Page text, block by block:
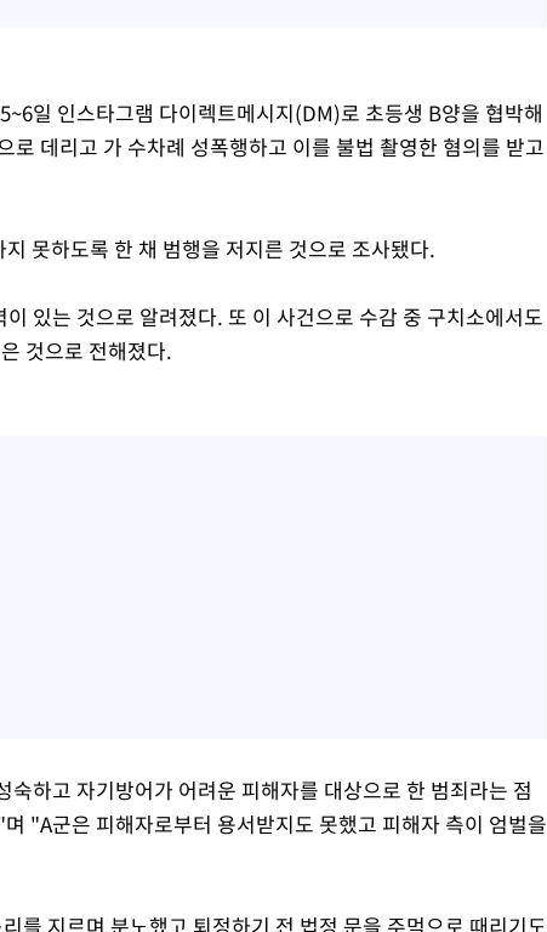
일 인스타그램 다이렉트메시지(DM)로 초등생 B양을 협박해
로 데리고 가 수차례 성폭행하고 이를 불법 촬영한 혐의를 받고
못하도록 한 채 범행을 저지른 것으로 조사됐다.
있는 것으로 알려졌다. 또 이 사건으로 수감 중 구치소에서도
것으로 전해졌다.
하고 자기방어가 어려운 피해자를 대상으로 한 범죄라는 점
"A군은 피해자로부터 용서받지도 못했고 피해자 측이 엄벌을
를 지르며 분노했고 퇴정하기 전 법정 문을 주먹으로 때리기도